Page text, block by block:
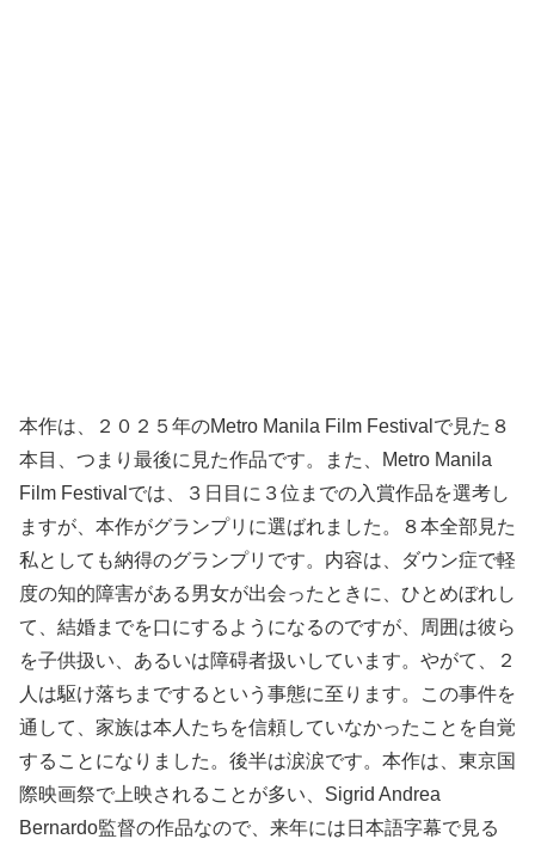
本作は、２０２５年のMetro Manila Film Festivalで見た８
本目、つまり最後に見た作品です。また、Metro Manila
Film Festivalでは、３日目に３位までの入賞作品を選考し
ますが、本作がグランプリに選ばれました。８本全部見た
私としても納得のグランプリです。内容は、ダウン症で軽
度の知的障害がある男女が出会ったときに、ひとめぼれし
て、結婚までを口にするようになるのですが、周囲は彼ら
を子供扱い、あるいは障碍者扱いしています。やがて、２
人は駆け落ちまでするという事態に至ります。この事件を
通して、家族は本人たちを信頼していなかったことを自覚
することになりました。後半は涙涙です。本作は、東京国
際映画祭で上映されることが多い、Sigrid Andrea
Bernardo監督の作品なので、来年には日本語字幕で見る